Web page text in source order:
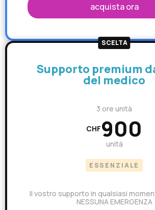
acquista ora
SCELTA
Supporto premium
del medico
3 ore unità
CHF900
unità
ESSENZIALE
Il vostro supporto in qualsiasi
NESSUNA EMERGENZA